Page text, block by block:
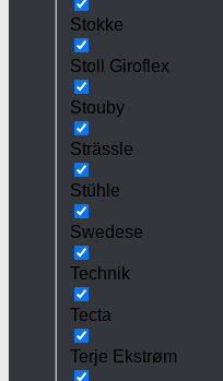
Stokke
Stoll Giroflex
Stouby
Strässle
Stühle
Swedese
Technik
Tecta
Terje Ekstrøm